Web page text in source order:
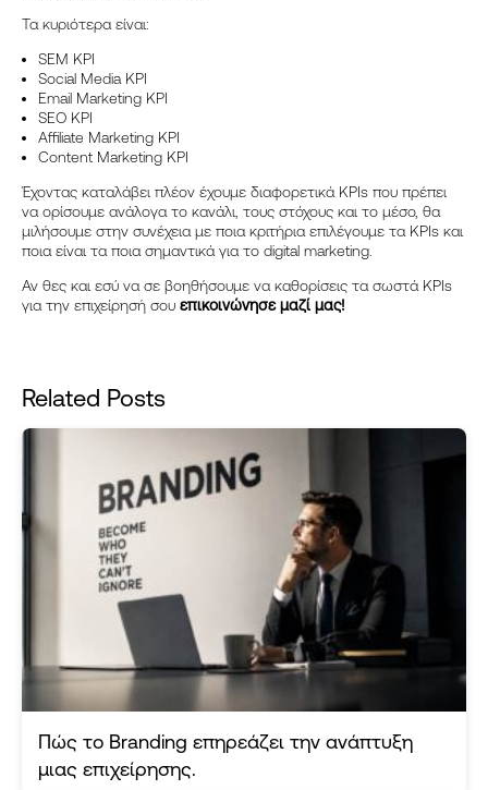
Τα κυριότερα είναι:
SEM KPI
Social Media KPI
Email Marketing KPI
SEO KPI
Affiliate Marketing KPI
Content Marketing KPI
Έχοντας καταλάβει πλέον έχουμε διαφορετικά KPIs που πρέπει
να ορίσουμε ανάλογα το κανάλι, τους στόχους και το μέσο, θα
μιλήσουμε στην συνέχεια με ποια κριτήρια επιλέγουμε τα ΚPIs και
ποια είναι τα ποια σημαντικά για το digital marketing.
Αν θες και εσύ να σε βοηθήσουμε να καθορίσεις τα σωστά KPIs
για την επιχείρησή σου επικοινώνησε μαζί μας!
Related Posts
Πώς το Branding επηρεάζει την ανάπτυξη
μιας επιχείρησης.